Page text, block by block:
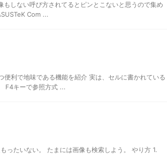
しない呼び方されてるとピンとこないと思うので集め
Com ...
利で地味である機能を紹介 実は、セルに書かれている
F4キーで参照方式 ...
ったいない。 たまには画像も検索しよう。 やり方 1.